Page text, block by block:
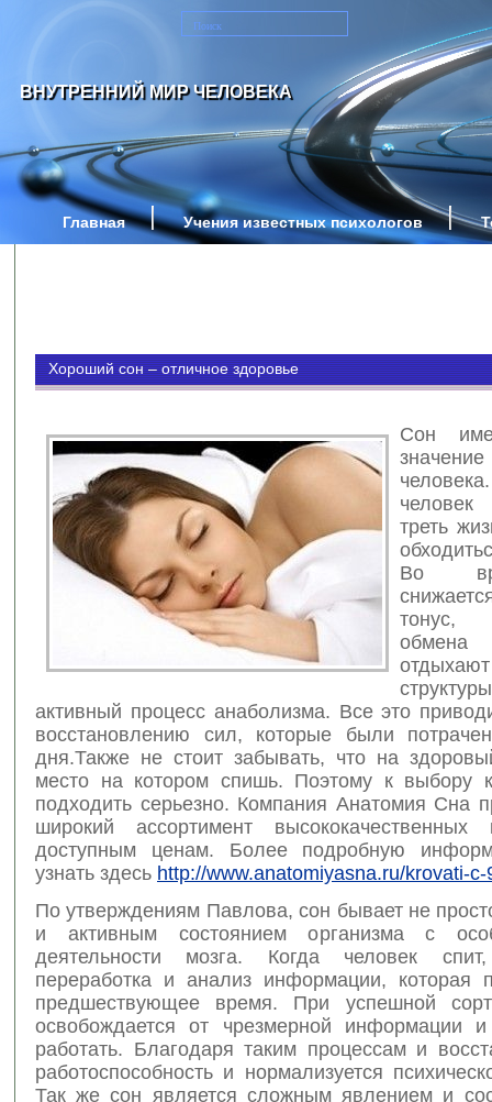
ВНУТРЕННИЙ МИР ЧЕЛОВЕКА
Главная Учения известных психологов
Хороший сон – отличное здоровье
Сон
треть
Во
тонус,
активный процесс анаболизма. Все это
восстановлению сил, которые были
дня.Также не стоит забывать, что на
место на котором спишь. Поэтому к выбору
подходить серьезно. Компания Анатомия Сна
широкий ассортимент высококачественных
доступным ценам. Более подробную
узнать здесь http://www.anatomiyasna.ru/krovati-c-
По утверждениям Павлова, сон бывает не
и активным состоянием организма с
деятельности мозга. Когда человек
переработка и анализ информации, которая
предшествующее время. При успешной
освобождается от чрезмерной информации
работать. Благодаря таким процессам и
работоспособность и нормализуется
Так же сон является сложным явлением и